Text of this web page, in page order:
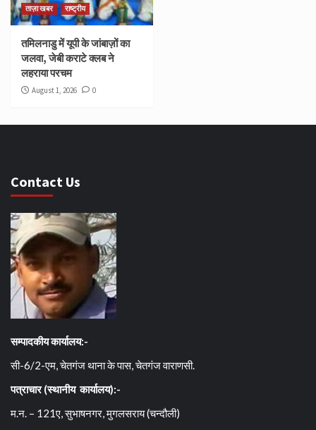
ताज़ा खबर राष्ट्रीय
तमिलनाडु में यूपी के जांबाज़ों का
जलवा, जेबी कराटे क्लब ने
लहराया परचम
August 1, 2026 0
Contact Us
सम्पादकीय कार्यालय:-
सी-6/2-एम, चेतगंज थाना के पास, चेतगंज वाराणसी.
पत्राचार (स्थानीय कार्यालय):-
म.न. – 121ए, सुभाषनगर, मुगलसराय (चन्दौली)